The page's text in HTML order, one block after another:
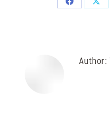
Share
Author: